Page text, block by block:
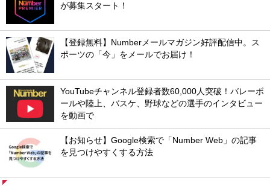
が募集スタート！
【登録無料】Numberメールマガジン好評配信中。ス
ポーツの「今」をメールでお届け！
YouTubeチャンネル登録者数60,000人突破！バレーボ
ールや陸上、バスケ、野球などの選手のインタビュー
を動画で
【お知らせ】Google検索で「Number Web」の記事
を見つけやすくする方法